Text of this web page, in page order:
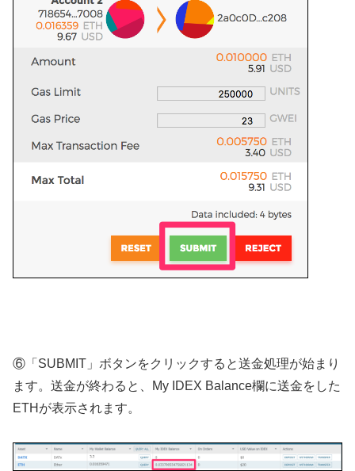
⑥「SUBMIT」ボタンをクリックすると送金処理が始まり
ます。送金が終わると、My IDEX Balance欄に送金をした
ETHが表示されます。